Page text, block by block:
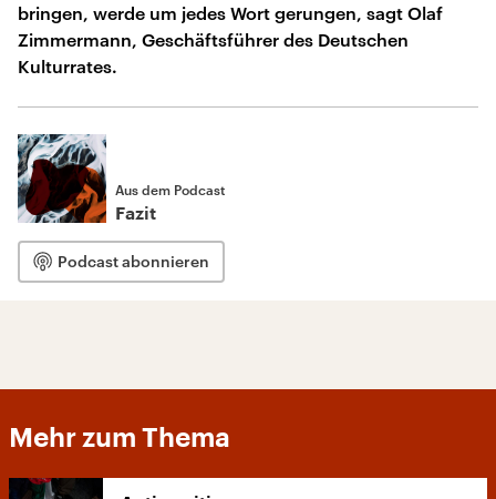
bringen, werde um jedes Wort gerungen, sagt Olaf
Zimmermann, Geschäftsführer des Deutschen
Kulturrates.
Aus dem Podcast
Fazit
Podcast abonnieren
Mehr zum Thema